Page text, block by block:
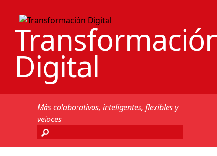
Digital
Más colaborativos, inteligentes, flexibles y
veloces